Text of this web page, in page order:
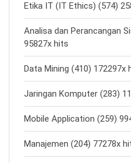
Etika IT (IT Ethics) (574)
Analisa dan Perancangan
95827x hits
Data Mining (410) 172297x
Jaringan Komputer (283)
Mobile Application (259)
Manajemen (204) 77278x